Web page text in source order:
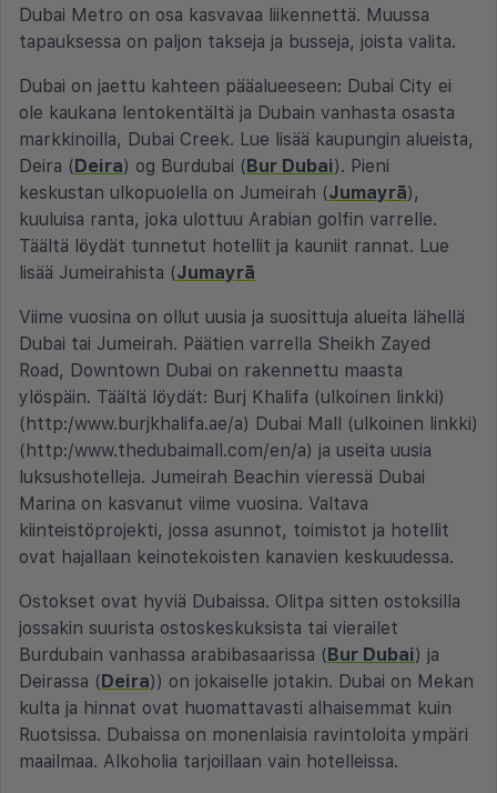
Dubai Metro on osa kasvavaa liikennettä. Muussa
tapauksessa on paljon takseja ja busseja, joista valita.
Dubai on jaettu kahteen pääalueeseen: Dubai City ei
ole kaukana lentokentältä ja Dubain vanhasta osasta
markkinoilla, Dubai Creek. Lue lisää kaupungin alueista,
Deira (Deira) og Burdubai (Bur Dubai). Pieni
keskustan ulkopuolella on Jumeirah (Jumayrā),
kuuluisa ranta, joka ulottuu Arabian golfin varrelle.
Täältä löydät tunnetut hotellit ja kauniit rannat. Lue
lisää Jumeirahista (Jumayrā
Viime vuosina on ollut uusia ja suosittuja alueita lähellä
Dubai tai Jumeirah. Päätien varrella Sheikh Zayed
Road, Downtown Dubai on rakennettu maasta
ylöspäin. Täältä löydät: Burj Khalifa (ulkoinen linkki)
(http:/www.burjkhalifa.ae/a) Dubai Mall (ulkoinen linkki)
(http:/www.thedubaimall.com/en/a) ja useita uusia
luksushotelleja. Jumeirah Beachin vieressä Dubai
Marina on kasvanut viime vuosina. Valtava
kiinteistöprojekti, jossa asunnot, toimistot ja hotellit
ovat hajallaan keinotekoisten kanavien keskuudessa.
Ostokset ovat hyviä Dubaissa. Olitpa sitten ostoksilla
jossakin suurista ostoskeskuksista tai vierailet
Burdubain vanhassa arabibasaarissa (Bur Dubai) ja
Deirassa (Deira)) on jokaiselle jotakin. Dubai on Mekan
kulta ja hinnat ovat huomattavasti alhaisemmat kuin
Ruotsissa. Dubaissa on monenlaisia ravintoloita ympäri
maailmaa. Alkoholia tarjoillaan vain hotelleissa.